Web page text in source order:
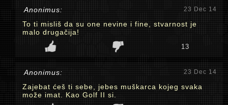
Anonimus: 23 Dec 14
To ti misliš da su one nevine i fine, stvarnost je
malo drugačija!
13
Anonimus: 23 Dec 14
Zajebat ćeš ti sebe, jebes muškarca kojeg svaka
može imat. Kao Golf II si.